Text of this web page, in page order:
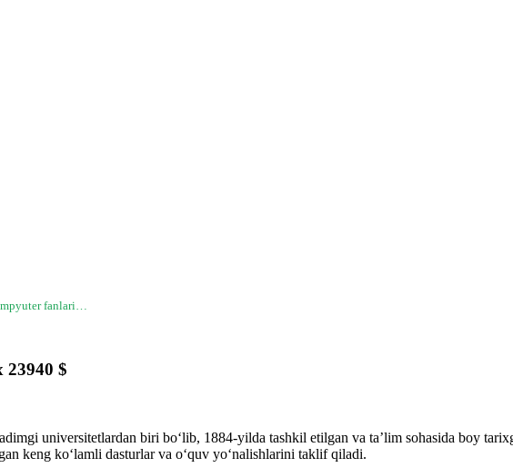
fanlari…
23940 $
universitetlardan biri bo‘lib, 1884-yilda tashkil etilgan va ta’lim sohasida boy
keng ko‘lamli dasturlar va o‘quv yo‘nalishlarini taklif qiladi.